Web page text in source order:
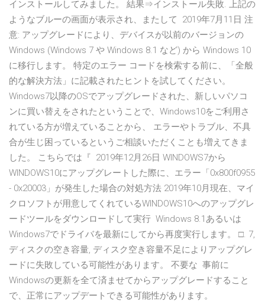
インストールしてみました。 結果⇒インストール失敗. 上記の
ようなブルーの画面が表示され、またして 2019年7月11日 注
意: アップグレードにより、デバイスが以前のバージョンの
Windows (Windows 7 や Windows 8.1 など) から Windows 10
に移行します。 特定のエラー コードを検索する前に、「全般
的な解決方法」に記載されたヒントを試してください。
Windows7以降のOSでアップグレードされた、新しいパソコ
ンに買い替えをされたということで、Windows10をご利用さ
れている方が増えていることから、 エラーやトラブル、不具
合が生じ困っているというご相談いただくことも増えてきま
した。 こちらでは『 2019年12月26日 WINDOWS7から
WINDOWS10にアップグレートした際に、エラー「0x800f0955
- 0x20003」が発生した場合の対処方法 2019年10月現在、マイ
クロソフトが用意してくれているWINDOWS10へのアップグレ
ードツールをダウンロードして実行 Windows 8.1あるいは
Windows7でドライバを最新にしてから再度実行します。 □. 7,
ディスクの空き容量, ディスク空き容量不足によりアップグレ
ードに失敗している可能性があります。 不要な 事前に
Windowsの更新を全て済ませてからアップグレードすること
で、正常にアップデートできる可能性があります。